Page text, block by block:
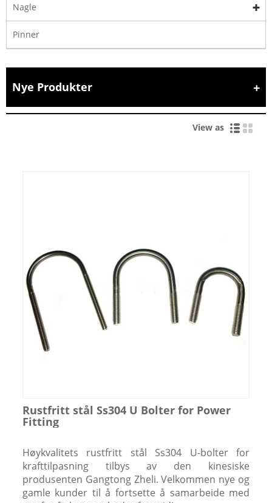
Nagle
Pinner
Nye Produkter
View as
Rustfritt stål Ss304 U Bolter for Power
Fitting
Høykvalitets rustfritt stål Ss304 U-bolter for
krafttilpasning tilbys av den kinesiske
produsenten Gangtong Zheli. Velkommen nye og
gamle kunder til å fortsette å samarbeide med